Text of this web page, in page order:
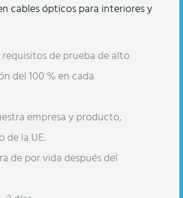
cables ópticos para interiores y
de prueba de alto
del 100 % en cada
empresa y producto,
la UE.
de por vida después del